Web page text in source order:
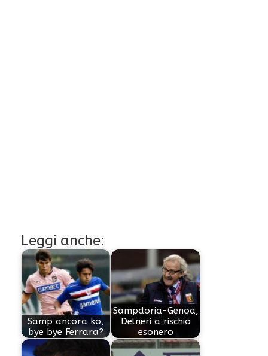
Leggi anche:
Samp ancora ko,
bye bye Ferrara?
Sampdoria-Genoa,
Delneri a rischio
esonero